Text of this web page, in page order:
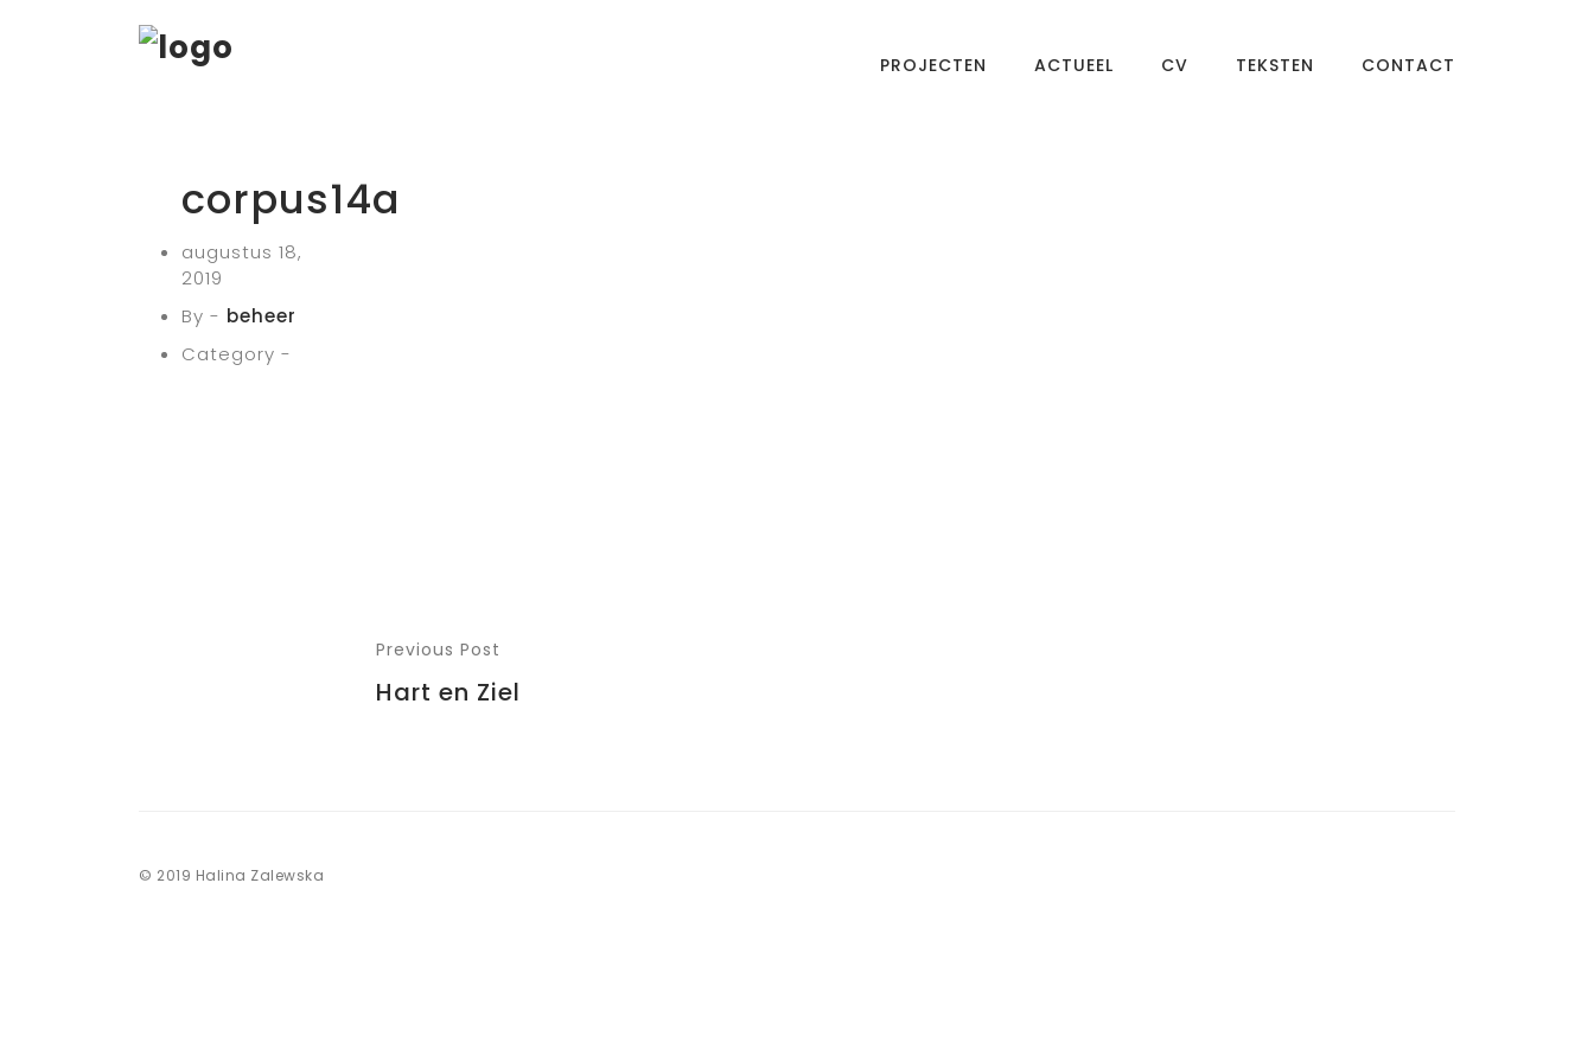
PROJECTEN ACTUEEL CV TEKSTEN CONTACT
corpus14a
augustus 18,
2019
By - beheer
Category -
Previous Post
Hart en Ziel
© 2019 Halina Zalewska